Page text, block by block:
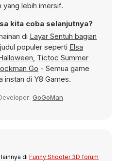
yang lebih imersif.
kita coba selanjutnya?
di Layar Sentuh bagian
populer seperti Elsa
, Tictoc Summer
Go - Semua game
instan di Y8 Games.
GoGoMan
di Funny Shooter 3D forum